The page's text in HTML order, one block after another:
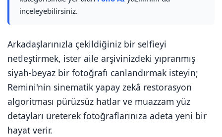
inceleyebilirsiniz.
Arkadaşlarınızla çekildiğiniz bir selfieyi
netleştirmek, ister aile arşivinizdeki yıpranmış
siyah-beyaz bir fotoğrafı canlandırmak isteyin;
Remini'nin sinematik yapay zekâ restorasyon
algoritması pürüzsüz hatlar ve muazzam yüz
detayları üreterek fotoğraflarınıza adeta yeni bir
hayat verir.